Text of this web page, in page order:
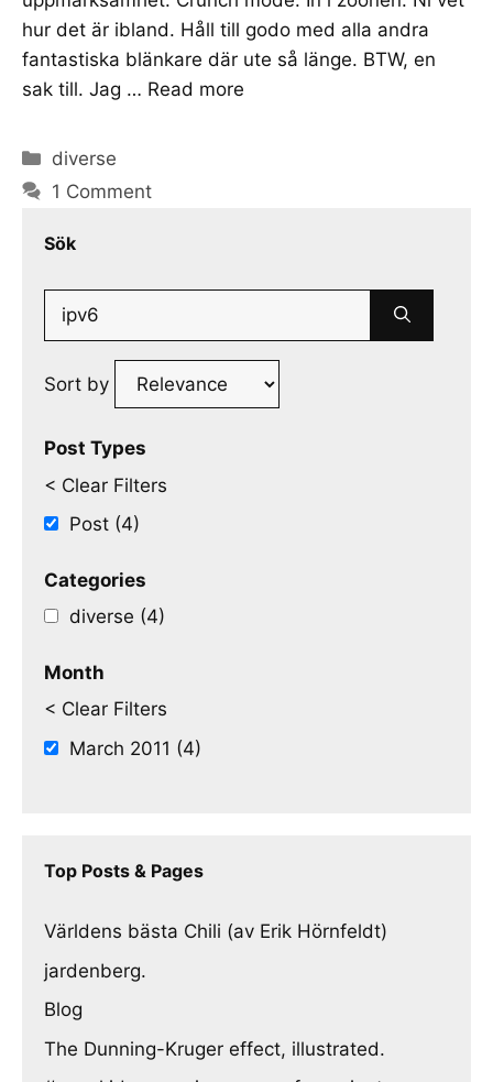
hur det är ibland. Håll till godo med alla andra
fantastiska blänkare där ute så länge. BTW, en
sak till. Jag … Read more
Categories
diverse
1 Comment
Sök
Search
for:
Sort by
Post Types
< Clear Filters
Post (4)
Categories
diverse (4)
Month
< Clear Filters
March 2011 (4)
Top Posts & Pages
Världens bästa Chili (av Erik Hörnfeldt)
jardenberg.
Blog
The Dunning-Kruger effect, illustrated.